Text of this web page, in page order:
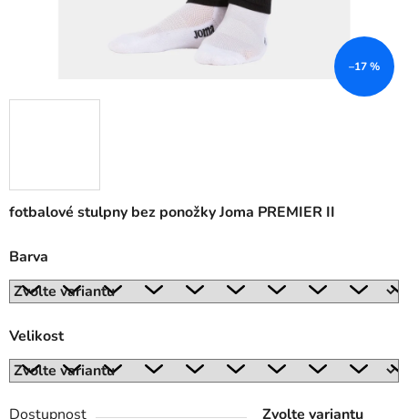
fotbalové stulpny bez ponožky Joma PREMIER II
Barva
Velikost
Dostupnost
Zvolte variantu
–17 %